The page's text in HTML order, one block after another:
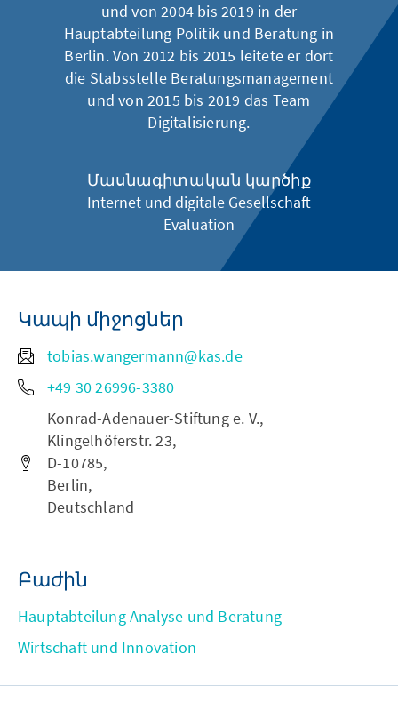
und von 2004 bis 2019 in der
Hauptabteilung Politik und Beratung in
Berlin. Von 2012 bis 2015 leitete er dort
die Stabsstelle Beratungsmanagement
und von 2015 bis 2019 das Team
Digitalisierung.
Մասնագիտական կարծիք
Internet und digitale Gesellschaft
Evaluation
Կապի միջոցներ
tobias.wangermann@kas.de
+49 30 26996-3380
Konrad-Adenauer-Stiftung e. V.,
Klingelhöferstr. 23,
D-10785,
Berlin,
Deutschland
Բաժին
Hauptabteilung Analyse und Beratung
Wirtschaft und Innovation